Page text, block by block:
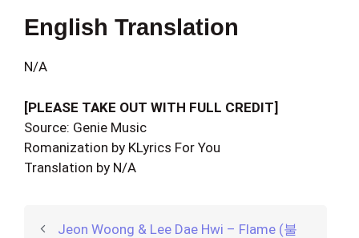
English Translation
N/A
[PLEASE TAKE OUT WITH FULL CREDIT]
Source: Genie Music
Romanization by KLyrics For You
Translation by N/A
Jeon Woong & Lee Dae Hwi – Flame (불